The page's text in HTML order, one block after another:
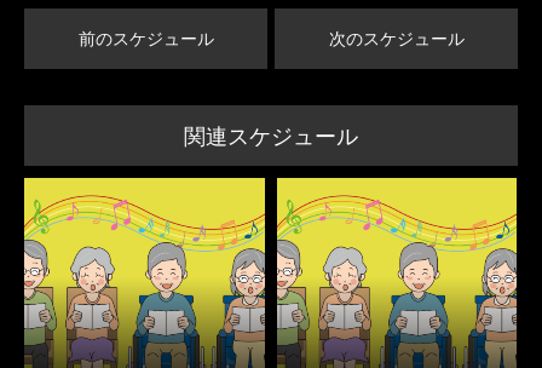
前のスケジュール 次のスケジュール
関連スケジュール